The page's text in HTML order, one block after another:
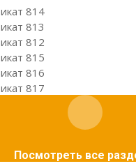
Посмотреть все